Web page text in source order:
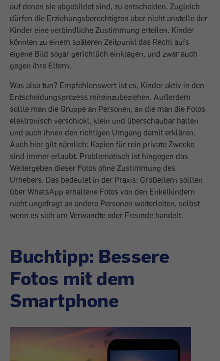
auf denen sie abgebildet sind, zu entscheiden. Zugleich
dürfen die Erziehungsberechtigten aber nicht anstelle der
Kinder eine verbindliche Zustimmung erteilen. Kinder
könnten zu einem späteren Zeitpunkt das Recht aufs
eigene Bild sogar gerichtlich einklagen, und zwar auch
gegen ihre Eltern.
Was also tun? Empfehlenswert ist es, Kinder aktiv in den
Entscheidungsprozess miteinzubeziehen. Außerdem
sollte man die Gruppe an Personen, an die man die Fotos
elektronisch verschickt, klein und überschaubar halten
und auch ihnen den richtigen Umgang damit erklären.
Auch hier gilt nämlich: Kopien für rein private Zwecke
sind immer erlaubt. Problematisch ist hingegen das
Weitergeben dieser Fotos ohne Zustimmung des
Urhebers. Das bedeutet in der Praxis: Großeltern sollten
über WhatsApp erhaltene Fotos von den Enkelkindern
nicht ungefragt an andere Personen weiterleiten, selbst
wenn es sich um Verwandte oder Freunde handelt.
Buchtipp: Bessere
Fotos mit dem
Smartphone